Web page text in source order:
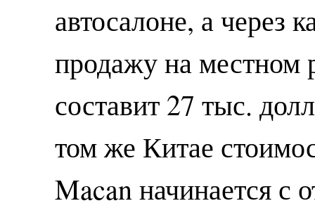
автосалоне, а через
продажу на местном
составит 27 тыс.
том же Китае
Macan начинается с